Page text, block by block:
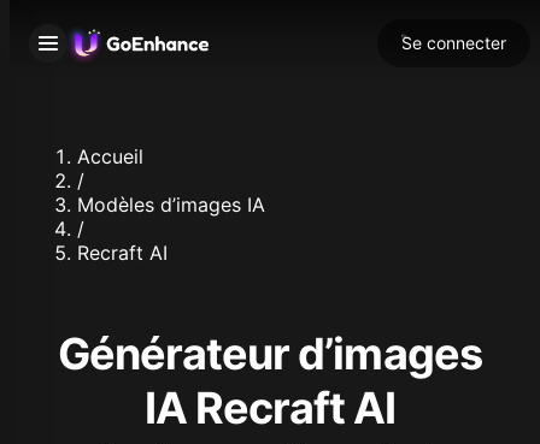
Se connecter
Accueil
/
Modèles d’images IA
/
Recraft AI
Générateur d’images
IA Recraft AI